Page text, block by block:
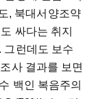
, 북대서양조약
싸다는 취지
그런데도 보수
사 결과를 보면
백인 복음주의